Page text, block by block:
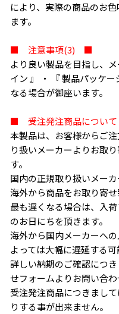
により、実際の商品のお
ます。
■ 注意事項(3) ■
より良い製品を目指し、
イン 』 ・ 『 製品パッケ
なる場合が御座います。
■ 受注発注商品につい
本製品は、お客様からご
り扱いメーカーよりお取
す。
国内の正規取り扱いメー
海外から商品をお取り寄せ
最も遅くなる場合は、入
のお日にちを頂きます。
海外から国内メーカーへ
よっては大幅に遅延する可
詳しい納期のご確認につ
せフォームよりお問い合わ
受注発注商品につきまし
りする事が出来ません。